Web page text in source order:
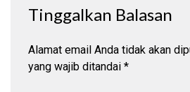
Tinggalkan Balasan
Alamat email Anda tidak akan
yang wajib ditandai *